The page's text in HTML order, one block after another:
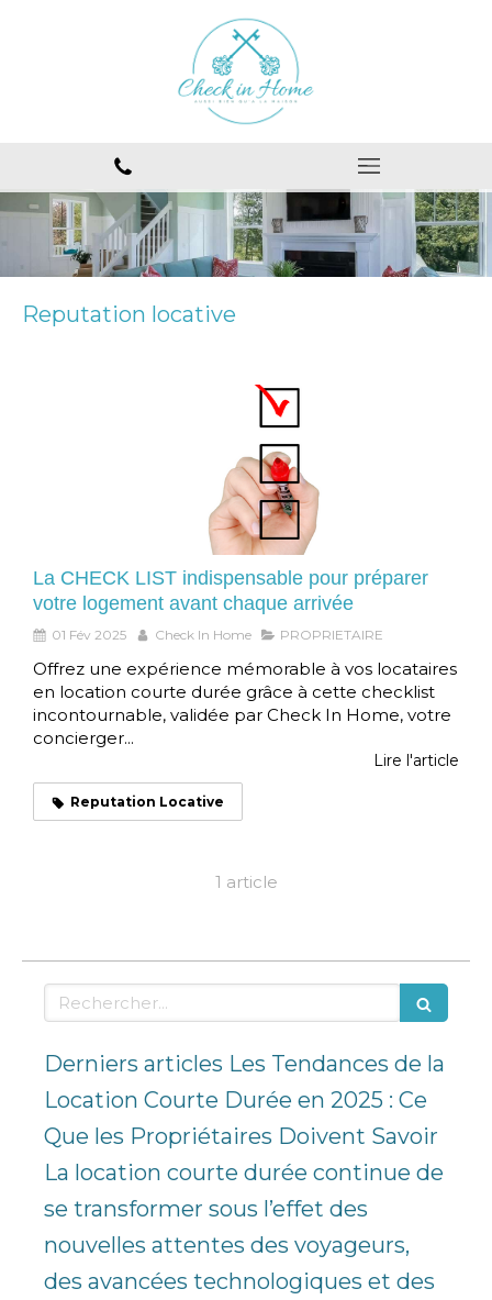
Reputation locative
La CHECK LIST indispensable pour préparer
votre logement avant chaque arrivée
01 Fév 2025 Check In Home PROPRIETAIRE
Offrez une expérience mémorable à vos locataires
en location courte durée grâce à cette checklist
incontournable, validée par Check In Home, votre
concierger...
Lire l'article
Reputation Locative
1 article
Rechercher
Derniers articles Les Tendances de la
Location Courte Durée en 2025 : Ce
Que les Propriétaires Doivent Savoir
La location courte durée continue de
se transformer sous l’effet des
nouvelles attentes des voyageurs,
des avancées technologiques et des